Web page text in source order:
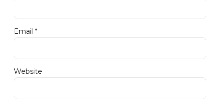
Email *
Website